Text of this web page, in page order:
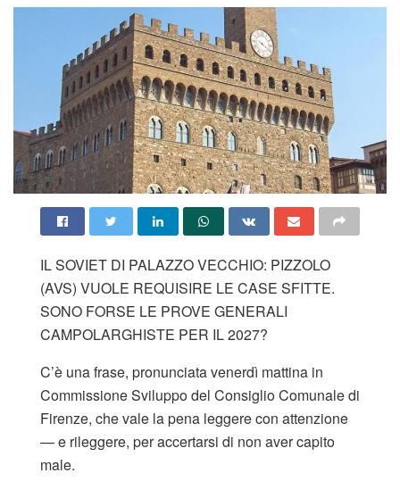
IL SOVIET DI PALAZZO VECCHIO: PIZZOLO
(AVS) VUOLE REQUISIRE LE CASE SFITTE.
SONO FORSE LE PROVE GENERALI
CAMPOLARGHISTE PER IL 2027?
C’è una frase, pronunciata venerdì mattina in
Commissione Sviluppo del Consiglio Comunale di
Firenze, che vale la pena leggere con attenzione
— e rileggere, per accertarsi di non aver capito
male.